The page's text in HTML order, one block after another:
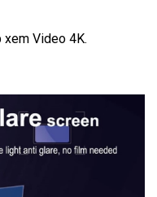
xem Video 4K.